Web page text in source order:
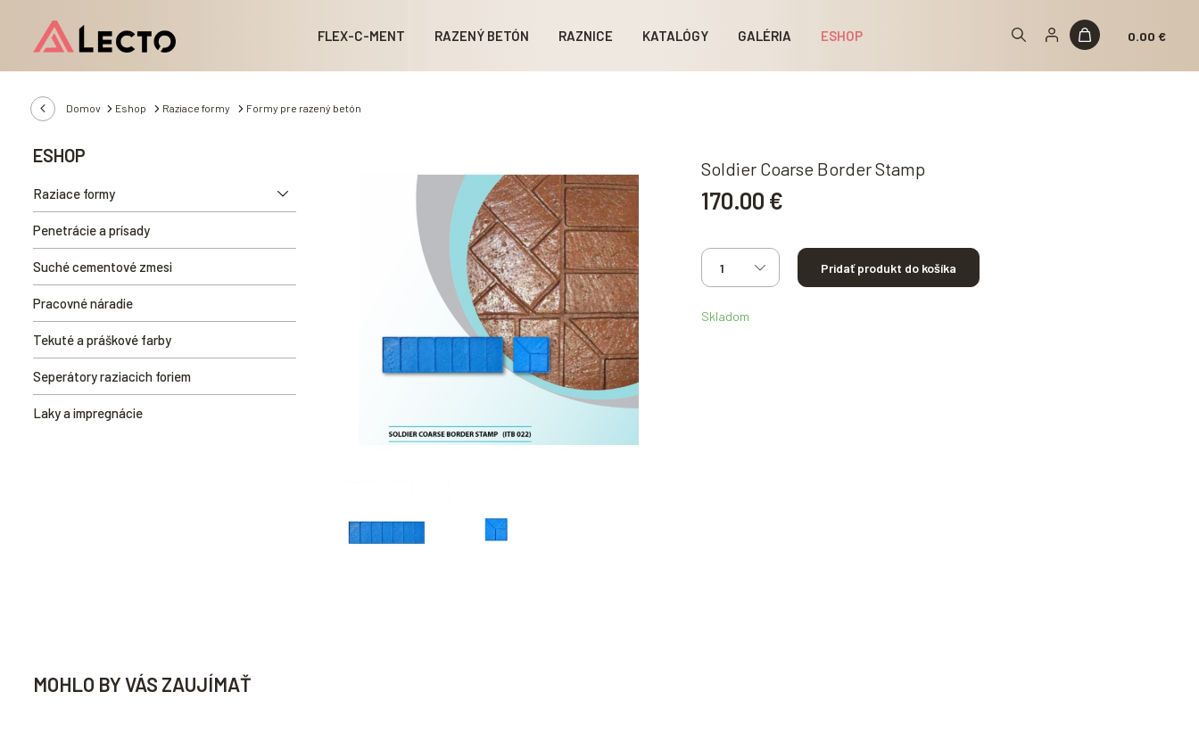
0.00 €
FLEX-C-MENT RAZENÝ BETÓN RAZNICE KATALÓGY GALÉRIA ESHOP
Domov Eshop Raziace formy Formy pre razený betón
ESHOP
Raziace formy
Penetrácie a prísady
Suché cementové zmesi
Pracovné náradie
Tekuté a práškové farby
Seperátory raziacich foriem
Laky a impregnácie
Soldier Coarse Border Stamp
170.00 €
Pridať produkt do košíka
Skladom
MOHLO BY VÁS ZAUJÍMAŤ